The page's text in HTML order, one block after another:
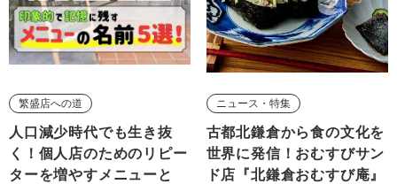
繁盛店への道
人口減少時代でも生き抜
く！個人店のためのリピー
ターを増やすメニューと
ニュース・特集
古都北鎌倉から食の文化を
世界に発信！おむすびサン
ド店『北鎌倉おむすび庵』